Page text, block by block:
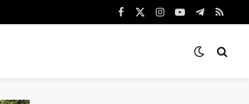
Facebook
X
Instagram
YouTube
Telegram
RSS